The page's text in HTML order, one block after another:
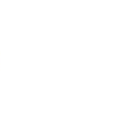
posto speciale.” - Corporate